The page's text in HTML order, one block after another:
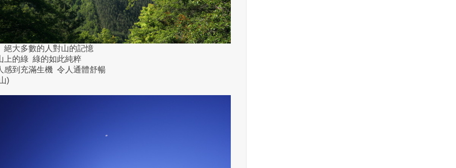
絕大多數的人對山的記憶
上的綠 綠的如此純粹
感到充滿生機 令人通體舒暢
)